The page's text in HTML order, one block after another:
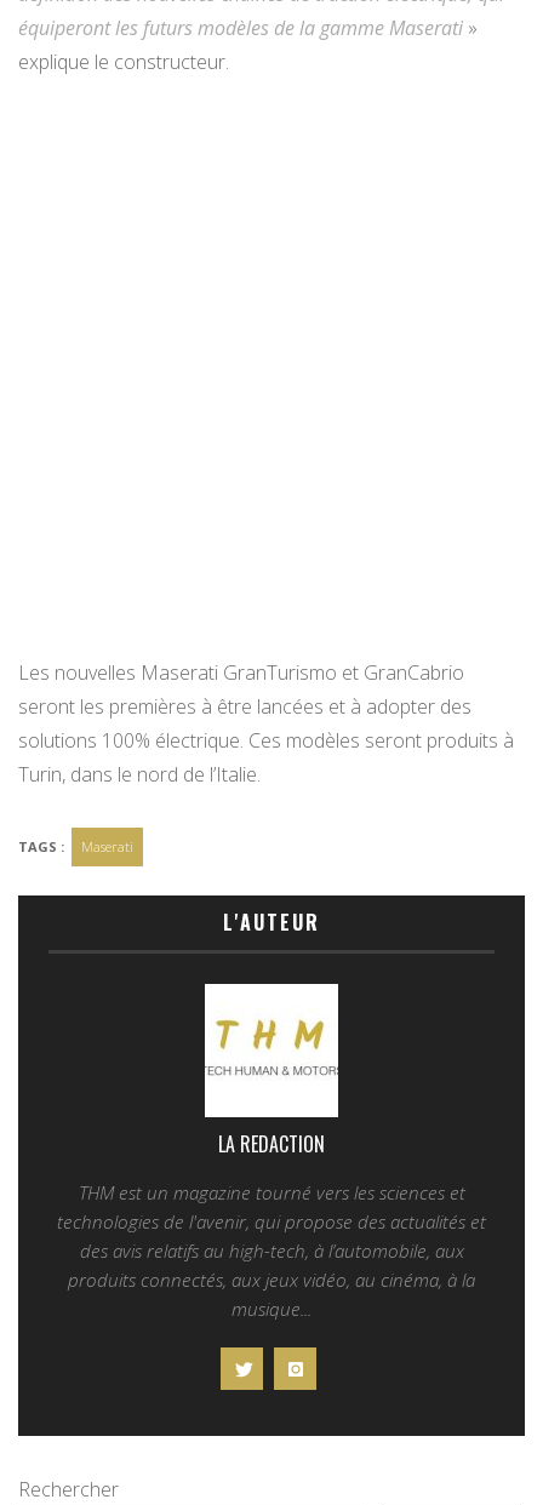
équiperont les futurs modèles de la gamme Maserati »
explique le constructeur.
Les nouvelles Maserati GranTurismo et GranCabrio
seront les premières à être lancées et à adopter des
solutions 100% électrique. Ces modèles seront produits à
Turin, dans le nord de l’Italie.
TAGS : Maserati
L'AUTEUR
LA REDACTION
THM est un magazine tourné vers les sciences et
technologies de l'avenir, qui propose des actualités et
des avis relatifs au high-tech, à l’automobile, aux
produits connectés, aux jeux vidéo, au cinéma, à la
musique...
Rechercher